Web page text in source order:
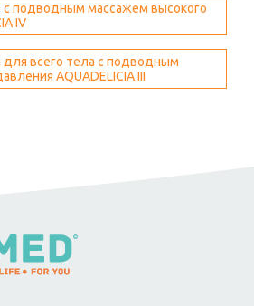
с подводным массажем высокого
IV
для всего тела с подводным
AQUADELICIA III